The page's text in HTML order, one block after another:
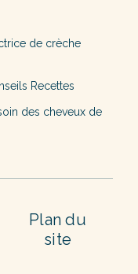
de crèche
Recettes
des cheveux de
Plan du
site